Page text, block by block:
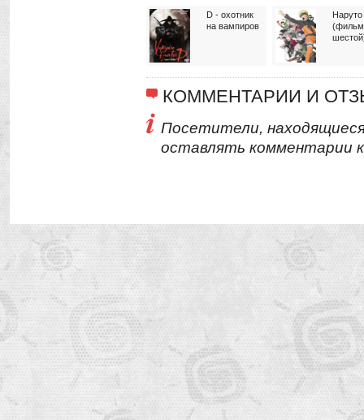
D - охотник
на вампиров
Наруто
(фильм
КОММЕНТАРИИ И
Посетители,
оставлять комментарии